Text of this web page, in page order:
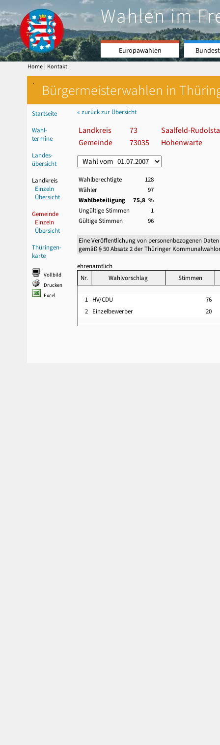
Wahlen im
Europawahlen
Home | Kontakt
` Bürgermeisterwahlen in
Startseite
Wahl-
termine
Landes-
übersicht
Landkreis
Einzeln
Übersicht
Gemeinde
Einzeln
Übersicht
Thüringen-
karte
Vollbild
Drucken
Excel
« zurück zur Übersicht
Landkreis 73
Saalfeld-
Gemeinde
73035 Hohenwarte
Wahlberechtigte
128
Wähler
97
Wahlbeteiligung
75,8 %
Ungültige Stimmen
1
Gültige Stimmen
96
Eine Veröffentlichung von personenbezogenen
gemäß § 50 Absatz 2 der Thüringer
ehrenamtlich
Nr.
Wahlvorschlag Stimmen
1 HV/CDU
76
2 Einzelbewerber 20